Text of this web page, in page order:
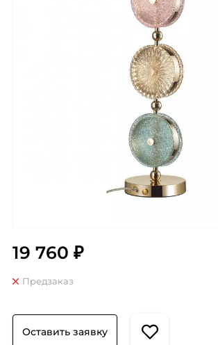
19 760 ₽
Предзаказ
Оставить заявку